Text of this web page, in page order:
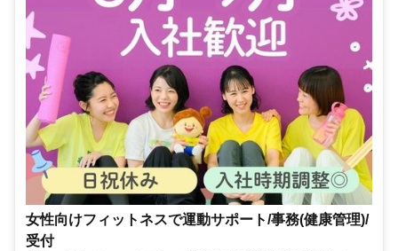
女性向けフィットネスで運動サポート/事務(健康管理)/
受付